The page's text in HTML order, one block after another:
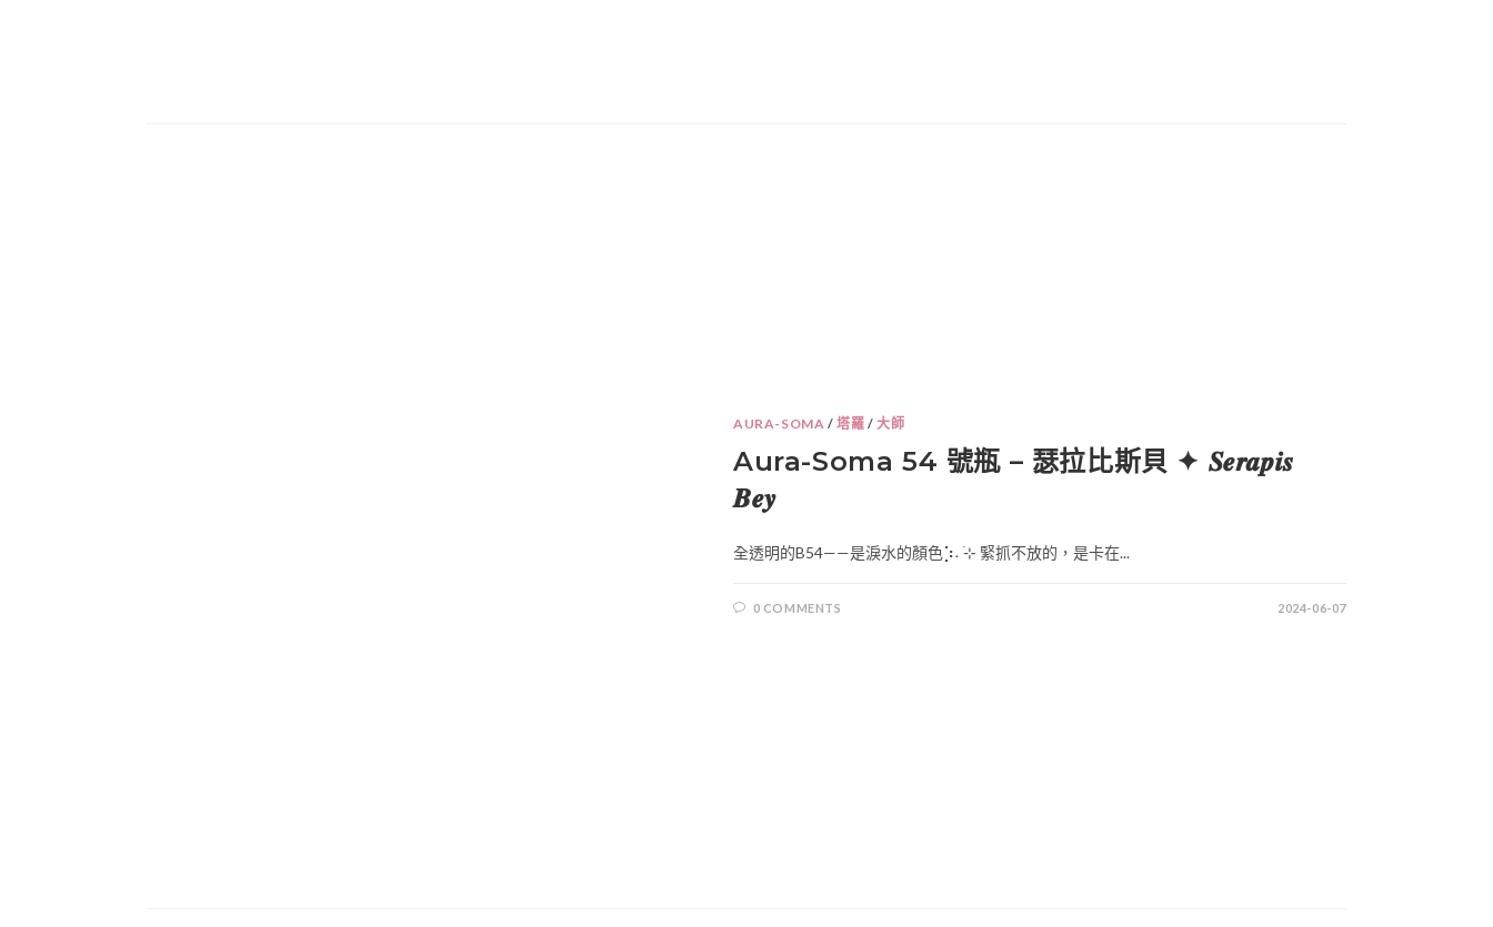
AURA-SOMA /塔羅 /大師
Aura-Soma 54 號瓶 – 瑟拉比斯貝 ✦ 𝑺𝒆𝒓𝒂𝒑𝒊𝒔
𝑩𝒆𝒚
全透明的B54——是淚水的顏色⡱˖ ࣪⊹ 緊抓不放的，是卡在...
0 COMMENTS 2024-06-07